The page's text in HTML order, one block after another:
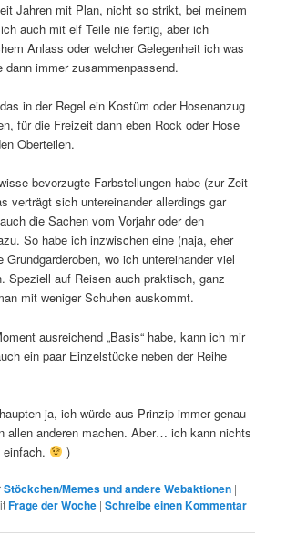
Jahren mit Plan, nicht so strikt, bei meinem
auch mit elf Teile nie fertig, aber ich
Anlass oder welcher Gelegenheit ich was
dann immer zusammenpassend.
in der Regel ein Kostüm oder Hosenanzug
für die Freizeit dann eben Rock oder Hose
Oberteilen.
bevorzugte Farbstellungen habe (zur Zeit
verträgt sich untereinander allerdings gar
die Sachen vom Vorjahr oder den
So habe ich inzwischen eine (naja, eher
wo ich untereinander viel
Speziell auf Reisen auch praktisch, ganz
mit weniger Schuhen auskommt.
ausreichend „Basis“ habe, kann ich mir
ein paar Einzelstücke neben der Reihe
ja, ich würde aus Prinzip immer genau
allen anderen machen. Aber… ich kann nichts
)
Stöckchen/Memes und andere Webaktionen |
Frage der Woche |Schreibe einen Kommentar